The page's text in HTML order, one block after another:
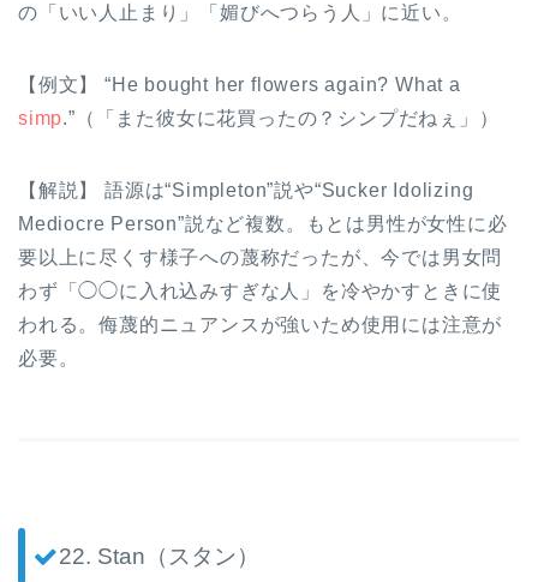
の「いい人止まり」「媚びへつらう人」に近い。
【例文】 “He bought her flowers again? What a
simp.”（「また彼女に花買ったの？シンプだねぇ」）
【解説】 語源は“Simpleton”説や“Sucker Idolizing
Mediocre Person”説など複数。もとは男性が女性に必
要以上に尽くす様子への蔑称だったが、今では男女問
わず「◯◯に入れ込みすぎな人」を冷やかすときに使
われる。侮蔑的ニュアンスが強いため使用には注意が
必要。
22. Stan（スタン）